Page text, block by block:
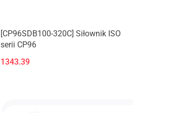
[CP96SDB100-320C] Siłownik ISO
serii CP96
1343.39